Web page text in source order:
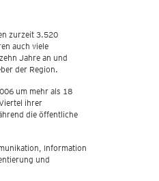
zurzeit 3.520
auch viele
Jahre an und
der Region.
um mehr als 18
ihrer
die öffentliche
Information
und